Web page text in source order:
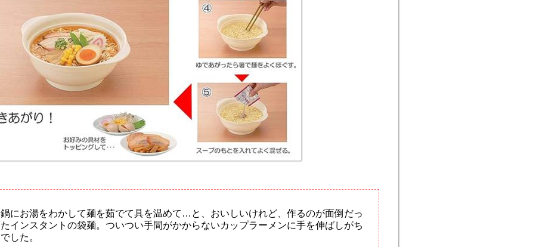
鍋にお湯をわかして麺を茹でて具を温めて…と、おいしいけれど、作るのが面倒だっ
たインスタントの袋麺。ついつい手間がかからないカップラーメンに手を伸ばしがち
でした。